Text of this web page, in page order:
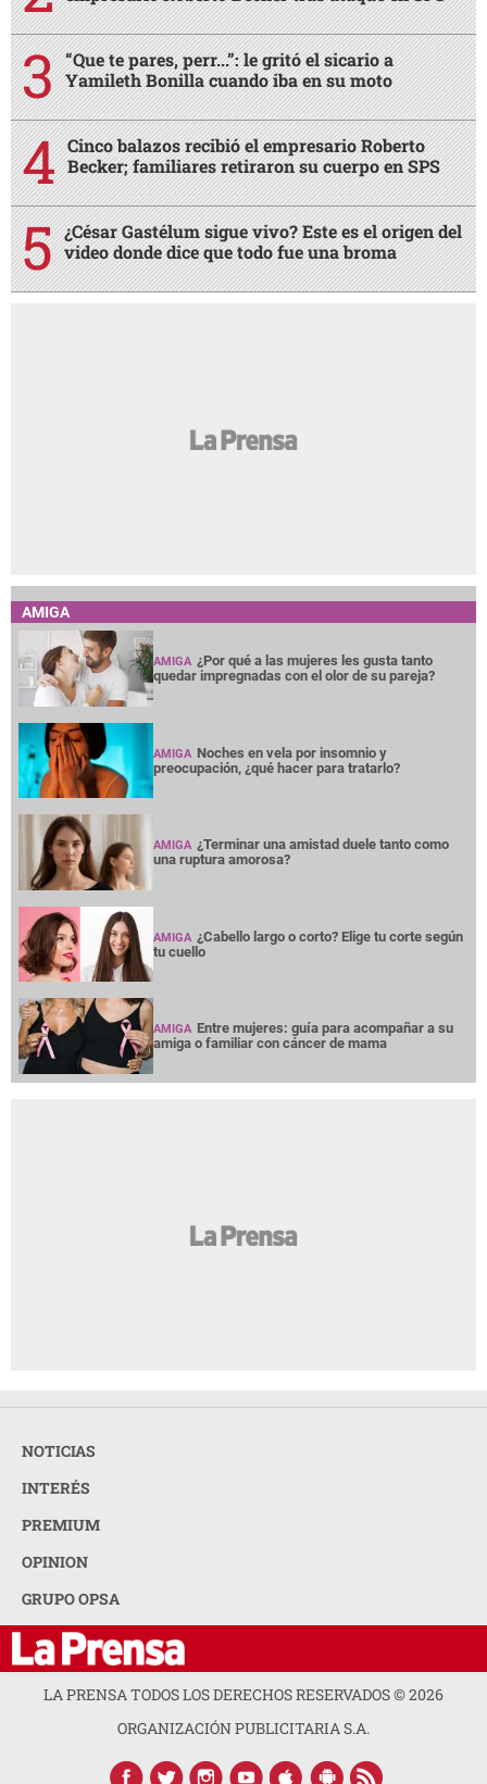
“Que te pares, perr...”: le gritó el sicario a
Yamileth Bonilla cuando iba en su moto
Cinco balazos recibió el empresario Roberto
Becker; familiares retiraron su cuerpo en SPS
¿César Gastélum sigue vivo? Este es el origen del
video donde dice que todo fue una broma
AMIGA
AMIGA ¿Por qué a las mujeres les gusta tanto
quedar impregnadas con el olor de su pareja?
AMIGA Noches en vela por insomnio y
preocupación, ¿qué hacer para tratarlo?
AMIGA ¿Terminar una amistad duele tanto como
una ruptura amorosa?
AMIGA ¿Cabello largo o corto? Elige tu corte según
tu cuello
AMIGA Entre mujeres: guía para acompañar a su
amiga o familiar con cáncer de mama
NOTICIAS
INTERÉS
PREMIUM
OPINION
GRUPO OPSA
LA PRENSA TODOS LOS DERECHOS RESERVADOS ©2026
ORGANIZACIÓN PUBLICITARIA S.A.